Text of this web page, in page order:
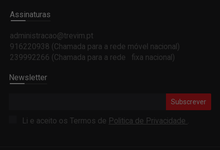
Assinaturas
administracao@trevim.pt
916220938 (Chamada para a rede móvel nacional)
239992266 (Chamada para a rede fixa nacional)
Newsletter
Subscrever
Li e aceito os Termos de Politica de Privacidade .